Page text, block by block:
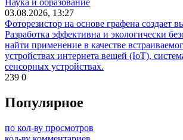
Наука и образование
03.08.2026, 13:27
Фоторезистор на основе графена создает
Разработка эффективна и экологически
найти применение в качестве
устройствах интернета вещей (IoT),
сенсорных устройствах.
239 0
Популярное
по кол-ву просмотров